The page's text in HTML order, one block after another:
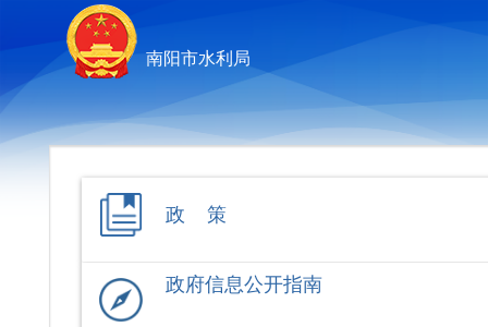
南阳市水利局
政 策
政府信息公开指南